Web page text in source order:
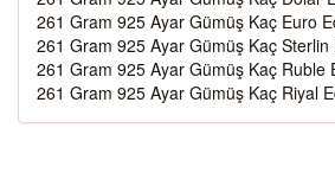
261 Gram 925 Ayar Gümüş Kaç Euro
261 Gram 925 Ayar Gümüş Kaç Sterlin
261 Gram 925 Ayar Gümüş Kaç Ruble
261 Gram 925 Ayar Gümüş Kaç Riyal